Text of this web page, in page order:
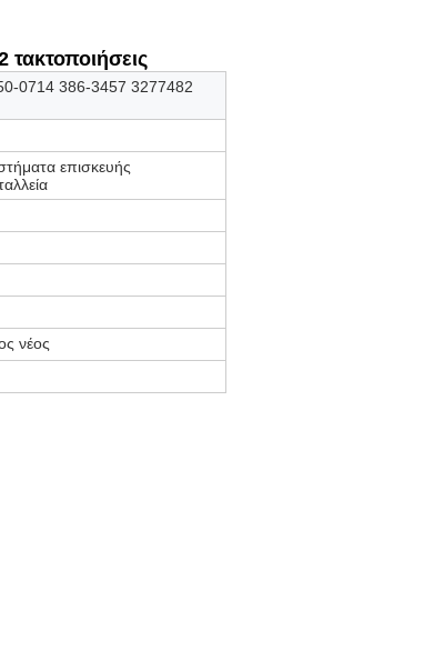
τακτοποιήσεις
0714 386-3457 3277482
επισκευής
νέος